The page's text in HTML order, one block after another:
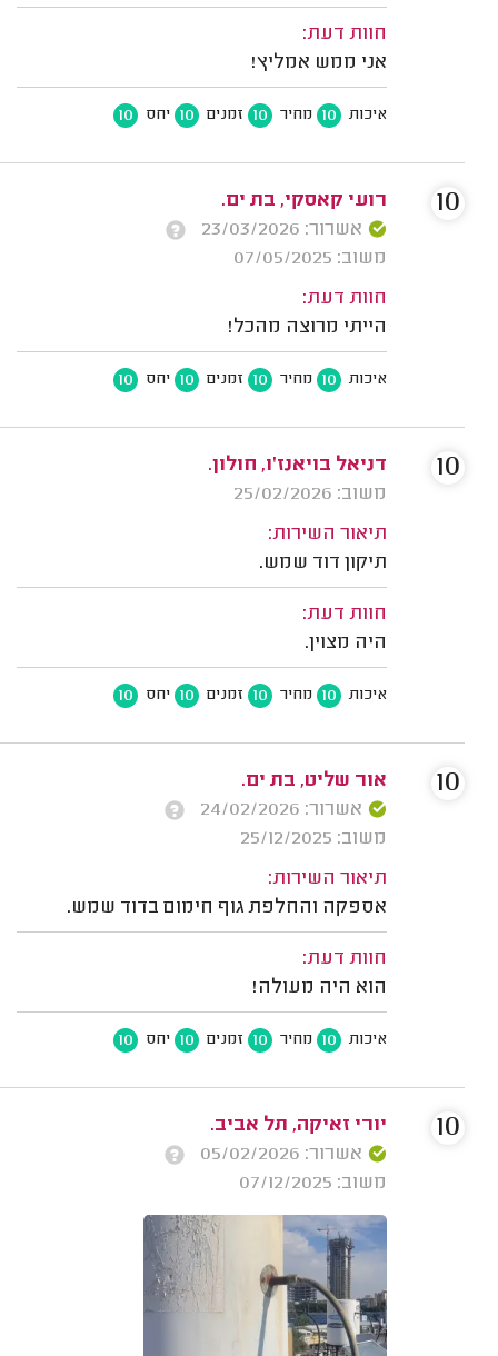
חוות דעת:
אני ממש אמליץ!
איכות 10 מחיר 10 זמנים 10 יחס 10
רועי קאסקי, בת ים.
אשרור: 23/03/2026
משוב: 07/05/2025
חוות דעת:
הייתי מרוצה מהכל!
איכות 10 מחיר 10 זמנים 10 יחס 10
10
דניאל בויאנז'ו, חולון.
משוב: 25/02/2026
תיאור השירות:
תיקון דוד שמש.
חוות דעת:
היה מצוין.
איכות 10 מחיר 10 זמנים 10 יחס 10
10
אור שליט, בת ים.
אשרור: 24/02/2026
משוב: 25/12/2025
תיאור השירות:
אספקה והחלפת גוף חימום בדוד שמש.
חוות דעת:
הוא היה מעולה!
איכות 10 מחיר 10 זמנים 10 יחס 10
10
יורי זאיקה, תל אביב.
אשרור: 05/02/2026
משוב: 07/12/2025
10